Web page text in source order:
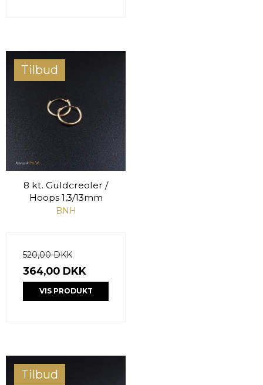
Tilbud
8 kt. Guldcreoler /
Hoops 1,3/13mm
BNH
520,00 DKK
364,00 DKK
VIS PRODUKT
Tilbud